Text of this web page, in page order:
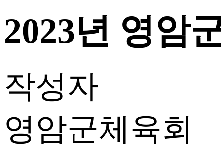
2023년 영암
작성자
영암군체육회